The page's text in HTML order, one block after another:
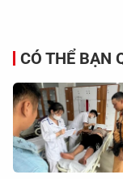
CÓ THỂ BẠN